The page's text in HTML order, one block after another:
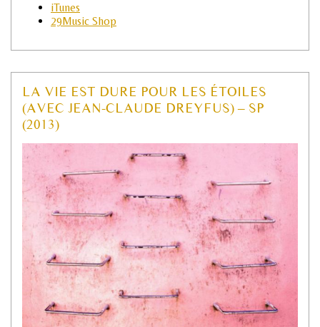
iTunes
29Music Shop
LA VIE EST DURE POUR LES ÉTOILES
(AVEC JEAN-CLAUDE DREYFUS) – SP
(2013)